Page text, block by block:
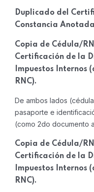
Duplicado del
Constancia
Copia de Cédula/
Certificación de la
Impuestos Internos
RNC).
De ambos lados
pasaporte e
(como 2do documento
Copia de Cédula/
Certificación de la
Impuestos Internos
RNC).